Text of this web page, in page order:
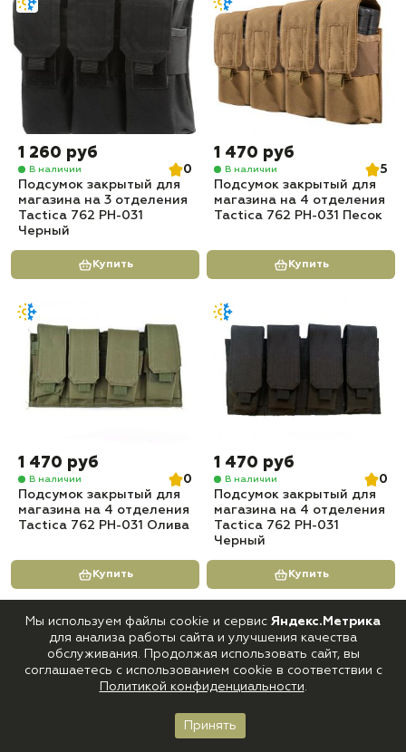
1 260 руб
В наличии
0
Подсумок закрытый для
магазина на 3 отделения
Tactica 762 PH-031
Черный
Купить
1 470 руб
В наличии
5
Подсумок закрытый для
магазина на 4 отделения
Tactica 762 PH-031 Песок
Купить
1 470 руб
В наличии
0
Подсумок закрытый для
магазина на 4 отделения
Tactica 762 PH-031 Олива
Купить
1 470 руб
В наличии
0
Подсумок закрытый для
магазина на 4 отделения
Tactica 762 PH-031
Черный
Купить
-9%
Корзина
Мы используем файлы cookie и сервис Яндекс.Метрика
для анализа работы сайта и улучшения качества
обслуживания. Продолжая использовать сайт, вы
соглашаетесь с использованием cookie в соответствии с
Политикой конфиденциальности.
Принять